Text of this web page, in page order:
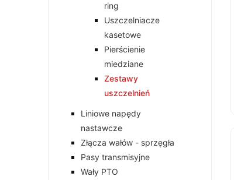
ring
Uszczelniacze
kasetowe
Pierścienie
miedziane
Zestawy
uszczelnień
Liniowe napędy
nastawcze
Złącza wałów - sprzęgła
Pasy transmisyjne
Wały PTO